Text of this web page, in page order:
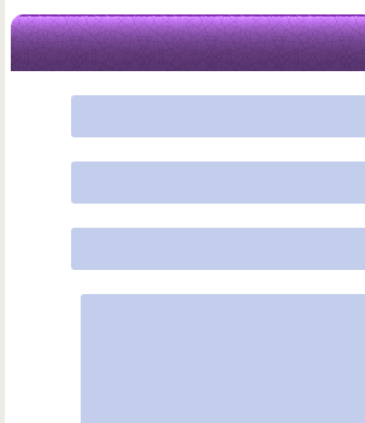
16 شهریور 03